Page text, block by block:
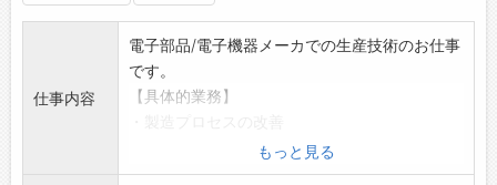
仕事内容
電子部品/電子機器メーカでの生産技術のお仕事
です。
【具体的業務】
・新製造手段・技術の開発
・生産性向上活動
もっと見る